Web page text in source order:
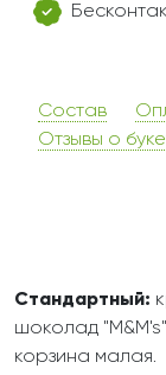
Состав
Отзывы о
Стандартный:
шоколад
корзина малая.